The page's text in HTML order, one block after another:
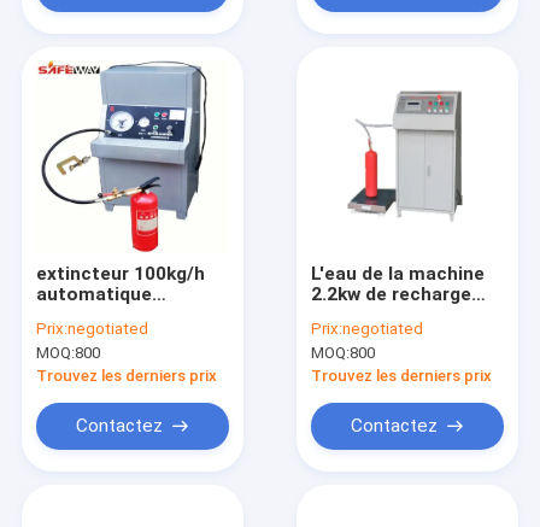
extincteur 100kg/h
automatique
machine 2 - machine
de remplissage de
l'azote 3s/Time
Prix:negotiated
MOQ:800
Trouvez les derniers prix
Contactez
L'eau de la machine
2.2kw de recharge
remplissage
automatiques de
mousse
Prix:negotiated
MOQ:800
Trouvez les derniers prix
Contactez